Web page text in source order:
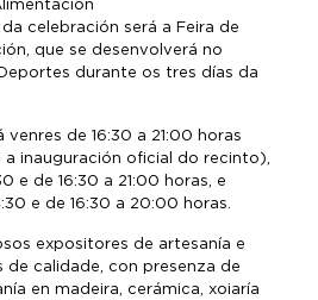
celebración será a Feira de
que se desenvolverá no
durante os tres días da
venres de 16:30 a 21:00 horas
a inauguración oficial do recinto),
e de 16:30 a 21:00 horas, e
e de 16:30 a 20:00 horas.
expositores de artesanía e
calidade, con presenza de
en madeira, cerámica, xoiaría